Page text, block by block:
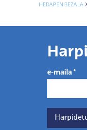
HEDAPEN BEZALA
e-maila*